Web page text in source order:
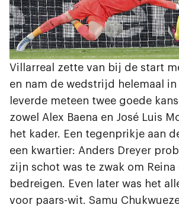
Villarreal zette van bij de start
en nam de wedstrijd helemaal in
leverde meteen twee goede
zowel Alex Baena en José Luis
het kader. Een tegenprikje aan
een kwartier: Anders Dreyer
zijn schot was te zwak om Reina
bedreigen. Even later was het
voor paars-wit. Samu